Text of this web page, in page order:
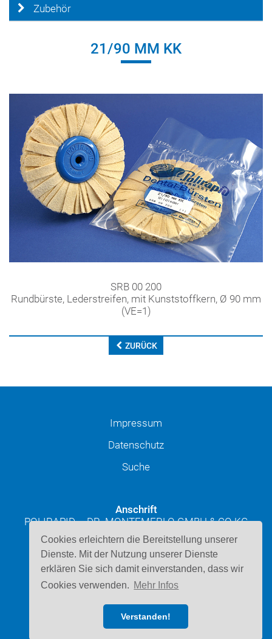
Cookies erleichtern die Bereitstellung unserer
Dienste. Mit der Nutzung unserer Dienste
erklären Sie sich damit einverstanden, dass wir
Cookies verwenden. Mehr Infos
Verstanden!
Zubehör
21/90 MM KK
SRB 00 200
Rundbürste, Lederstreifen, mit Kunststoffkern, Ø 90 mm
(VE=1)
ZURÜCK
Impressum
Datenschutz
Suche
Anschrift
POLIRAPID – DR. MONTEMERLO GMBH & CO KG
Josef-Schüttler-Straße 49
D-78224 Singen
Kontakt
Telefon: 07731 947220
E-Mail schreiben